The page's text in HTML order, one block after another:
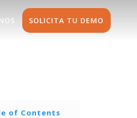
SOLICITA TU DEMO
of Contents